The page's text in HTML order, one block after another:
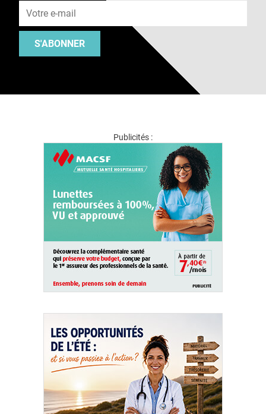
S'ABONNER
Publicités :